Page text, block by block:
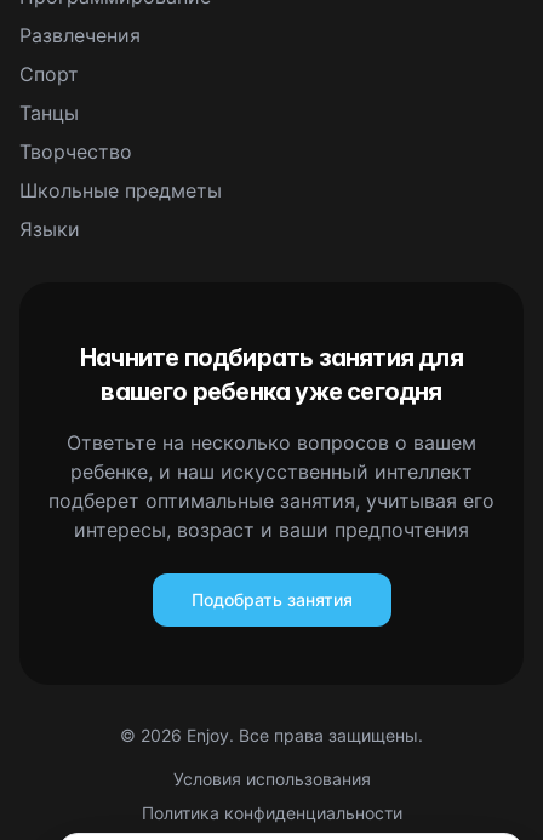
Развлечения
Спорт
Танцы
Творчество
Школьные предметы
Языки
Начните подбирать занятия для
вашего ребенка уже сегодня
Ответьте на несколько вопросов о вашем
ребенке, и наш искусственный интеллект
подберет оптимальные занятия, учитывая его
интересы, возраст и ваши предпочтения
Подобрать занятия
© 2026 Enjoy. Все права защищены.
Условия использования
Политика конфиденциальности